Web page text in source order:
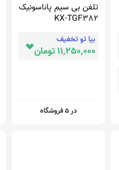
تلفن بی سیم پاناسونیک
KX-TGF382
بیا تو تخفیف
11,250,000 تومان
در 5 فروشگاه